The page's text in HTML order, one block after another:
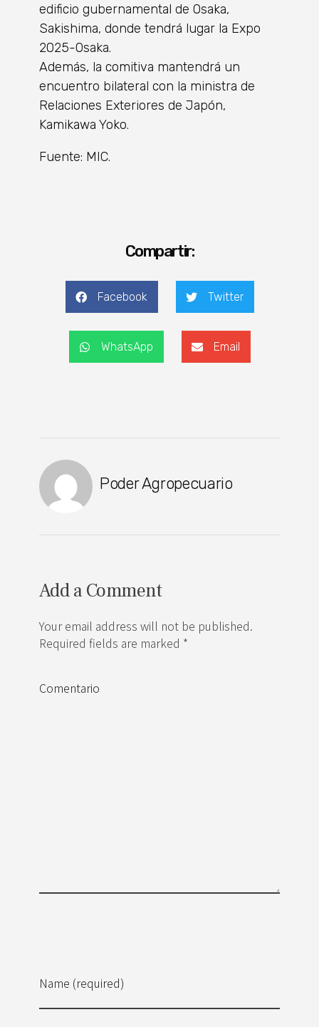
edificio gubernamental de Osaka,
Sakishima, donde tendrá lugar la Expo
2025-Osaka.
Además, la comitiva mantendrá un
encuentro bilateral con la ministra de
Relaciones Exteriores de Japón,
Kamikawa Yoko.
Fuente: MIC.
Compartir:
Facebook Twitter
WhatsApp Email
Poder Agropecuario
Add a Comment
Your email address will not be published.
Required fields are marked *
Name (required)
Comentario